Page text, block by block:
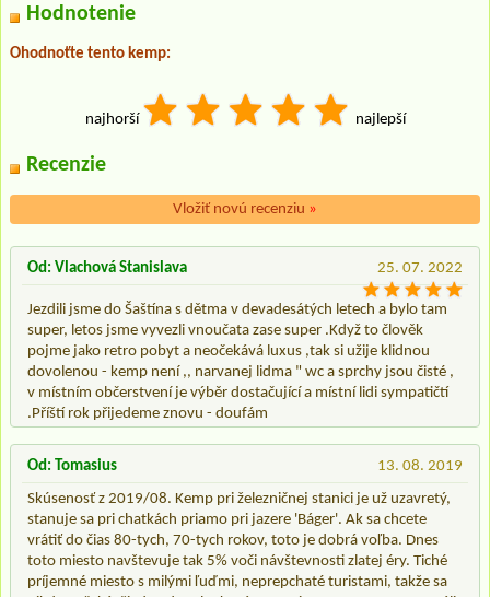
Hodnotenie
Ohodnoťte tento kemp:
najhorší najlepší
Recenzie
Vložiť novú recenziu »
25. 07. 2022
Od: Vlachová Stanislava
Jezdili jsme do Šaštína s dětma v devadesátých letech a bylo tam
super, letos jsme vyvezli vnoučata zase super .Když to člověk
pojme jako retro pobyt a neočekává luxus ,tak si užije klidnou
dovolenou - kemp není ,, narvanej lidma " wc a sprchy jsou čisté ,
v místním občerstvení je výběr dostačující a místní lidi sympatičtí
.Příští rok přijedeme znovu - doufám
13. 08. 2019
Od: Tomasius
Skúsenosť z 2019/08. Kemp pri železničnej stanici je už uzavretý,
stanuje sa pri chatkách priamo pri jazere 'Báger'. Ak sa chcete
vrátiť do čias 80-tych, 70-tych rokov, toto je dobrá voľba. Dnes
toto miesto navštevuje tak 5% voči návštevnosti zlatej éry. Tiché
príjemné miesto s milými ľuďmi, neprepchaté turistami, takže sa